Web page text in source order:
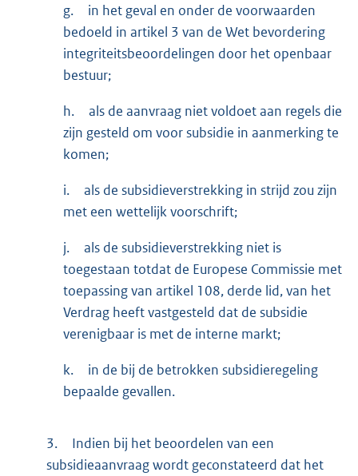
g.
in het geval en onder de voorwaarden
bedoeld in artikel 3 van de Wet bevordering
integriteitsbeoordelingen door het openbaar
bestuur;
h.
als de aanvraag niet voldoet aan regels die
zijn gesteld om voor subsidie in aanmerking te
komen;
i.
als de subsidieverstrekking in strijd zou zijn
met een wettelijk voorschrift;
j.
als de subsidieverstrekking niet is
toegestaan totdat de Europese Commissie met
toepassing van artikel 108, derde lid, van het
Verdrag heeft vastgesteld dat de subsidie
verenigbaar is met de interne markt;
k.
in de bij de betrokken subsidieregeling
bepaalde gevallen.
3.
Indien bij het beoordelen van een
subsidieaanvraag wordt geconstateerd dat het